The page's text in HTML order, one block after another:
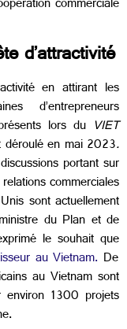
commerciale
d’attractivité
en attirant les
d’entrepreneurs
lors du VIET
déroulé en mai 2023.
portant sur
commerciales
sont actuellement
du Plan et de
le souhait que
au Vietnam. De
au Vietnam sont
environ 1300 projets